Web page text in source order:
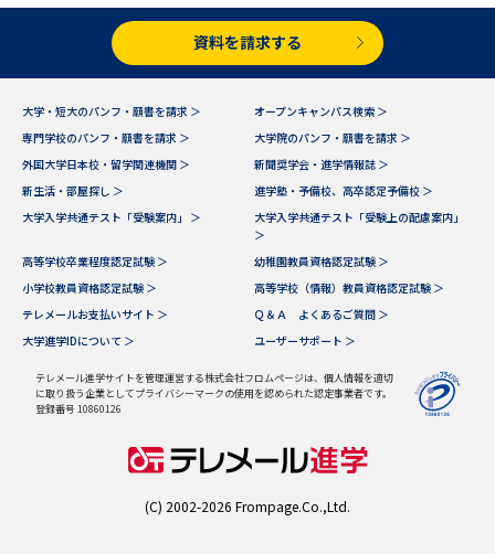
新増設大学・学部・学科特集
国際・グローバルに強い大学特
集
データサイエンス特集 奨学金・特待生制度特集
デジタルパンフレット 進路の３択
新学年スタート号特集ページ
新学年スタート号特集ページ
（高2生用）
SELFBRAND特集ページ
オープンキャンパスなどを調べる
オープンキャンパス検索 実施プログラムから探す
来場型・Web型イベント特集 夢ナビライブ
資料を請求する
大学・短大のパンフ・願書を請求 ＞
オープンキャンパス検索 ＞
専門学校のパンフ・願書を請求 ＞
大学院のパンフ・願書を請求 ＞
外国大学日本校・留学関連機関 ＞
新聞奨学会・進学情報誌 ＞
新生活・部屋探し ＞
進学塾・予備校、高卒認定予備校 ＞
大学入学共通テスト「受験案内」 ＞
大学入学共通テスト「受験上の配慮案内」
＞
高等学校卒業程度認定試験 ＞
幼稚園教員資格認定試験 ＞
小学校教員資格認定試験 ＞
高等学校（情報）教員資格認定試験 ＞
テレメールお支払いサイト ＞
Ｑ＆Ａ よくあるご質問 ＞
大学進学IDについて ＞
ユーザーサポート ＞
テレメール進学サイトを管理運営する株式会社フロムページは、個人情報を適切
に取り扱う企業としてプライバシーマークの使用を認められた認定事業者です。
登録番号 10860126
(C) 2002-2026 Frompage.Co.,Ltd.